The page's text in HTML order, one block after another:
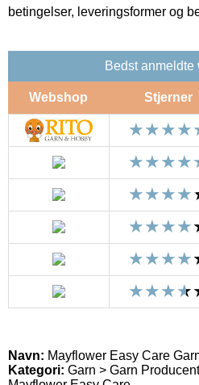
betingelser, leveringsformer og
Bedst anmeldte
Webshop Stjerner
Navn: Mayflower Easy Care
Kategori: Garn > Garn